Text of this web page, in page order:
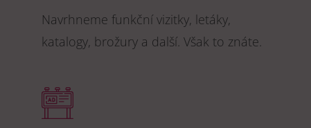
Navrhneme funkční vizitky, letáky,
katalogy, brožury a další. Však to znáte.